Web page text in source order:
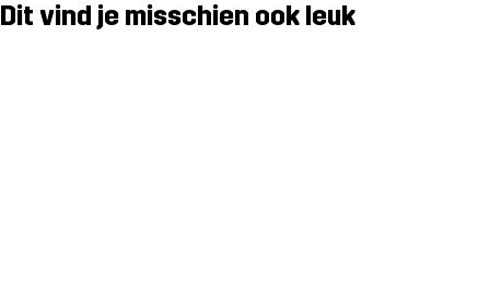
Dit vind je misschien ook leuk